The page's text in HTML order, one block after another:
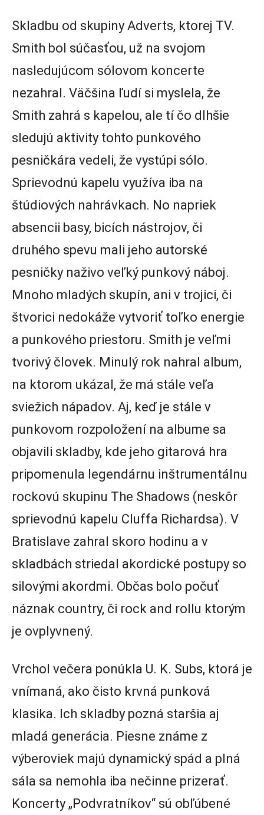
Skladbu od skupiny Adverts, ktorej TV.
Smith bol súčasťou, už na svojom
nasledujúcom sólovom koncerte
nezahral. Väčšina ľudí si myslela, že
Smith zahrá s kapelou, ale tí čo dlhšie
sledujú aktivity tohto punkového
pesničkára vedeli, že vystúpi sólo.
Sprievodnú kapelu využíva iba na
štúdiových nahrávkach. No napriek
absencii basy, bicích nástrojov, či
druhého spevu mali jeho autorské
pesničky naživo veľký punkový náboj.
Mnoho mladých skupín, ani v trojici, či
štvorici nedokáže vytvoriť toľko energie
a punkového priestoru. Smith je veľmi
tvorivý človek. Minulý rok nahral album,
na ktorom ukázal, že má stále veľa
sviežich nápadov. Aj, keď je stále v
punkovom rozpoložení na albume sa
objavili skladby, kde jeho gitarová hra
pripomenula legendárnu inštrumentálnu
rockovú skupinu The Shadows (neskôr
sprievodnú kapelu Cluffa Richardsa). V
Bratislave zahral skoro hodinu a v
skladbách striedal akordické postupy so
silovými akordmi. Občas bolo počuť
náznak country, či rock and rollu ktorým
je ovplyvnený.
Vrchol večera ponúkla U. K. Subs, ktorá je
vnímaná, ako čisto krvná punková
klasika. Ich skladby pozná staršia aj
mladá generácia. Piesne známe z
výberoviek majú dynamický spád a plná
sála sa nemohla iba nečinne prizerať.
Koncerty „Podvratníkov“ sú obľúbené